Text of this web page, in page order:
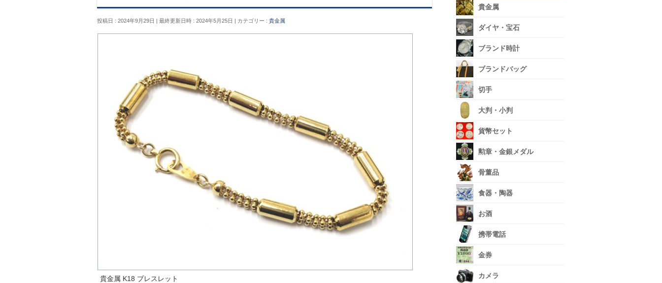
投稿日 : 2024年9月29日 最終更新日時 : 2024年5月25日 カテゴリー : 貴金属
貴金属 K18 ブレスレット
貴金属
ダイヤ・宝石
ブランド時計
ブランドバッグ
切手
大判・小判
貨幣セット
勲章・金銀メダル
骨董品
食器・陶器
お酒
携帯電話
金券
カメラ